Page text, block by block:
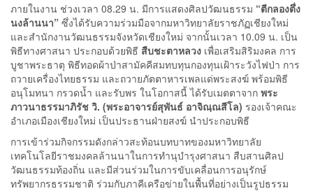
ภายในงาน ช่วงเวลา 08.29 น. มีการแสดงศิลปวัฒนธรรม “ตีกลองตึ่ง
นงล้านนา” ซึ่งได้รับความร่วมมือจากมหาวิทยาลัยราชภัฏเชียงใหม่
และสำนักงานวัฒนธรรมจังหวัดเชียงใหม่ จากนั้นเวลา 10.09 น. เป็น
พิธีทางศาสนา ประกอบด้วยพิธี สืบชะตาหลวง เพื่อเสริมสิริมงคล การ
บูชาพระธาตุ พิธีทอดผ้าป่าสามัคคีสมทบทุนกองทุนเฝ้าระวังไฟป่า การ
ถวายเครื่องไทยธรรม และถวายภัตตาหารเพลแด่พระสงฆ์ พร้อมพิธี
อนุโมทนา กรวดน้ำ และรับพร ในโอกาสนี้ ได้รับเมตตาจาก พระ
ภาวนาธรรมาภิรัช วิ. (พระอาจารย์สุพันธ์ อาจิณฺณสีโล) รองเจ้าคณะ
อำเภอเมืองเชียงใหม่ เป็นประธานฝ่ายสงฆ์ นำประกอบพิธี
การเข้าร่วมกิจกรรมดังกล่าวสะท้อนบทบาทของมหาวิทยาลัย
เทคโนโลยีราชมงคลล้านนาในการทำนุบำรุงศาสนา สืบสานศิลป
วัฒนธรรมท้องถิ่น และมีส่วนร่วมในการขับเคลื่อนการอนุรักษ์
ทรัพยากรธรรมชาติ ร่วมกับภาคีเครือข่ายในพื้นที่อย่างเป็นรูปธรรม